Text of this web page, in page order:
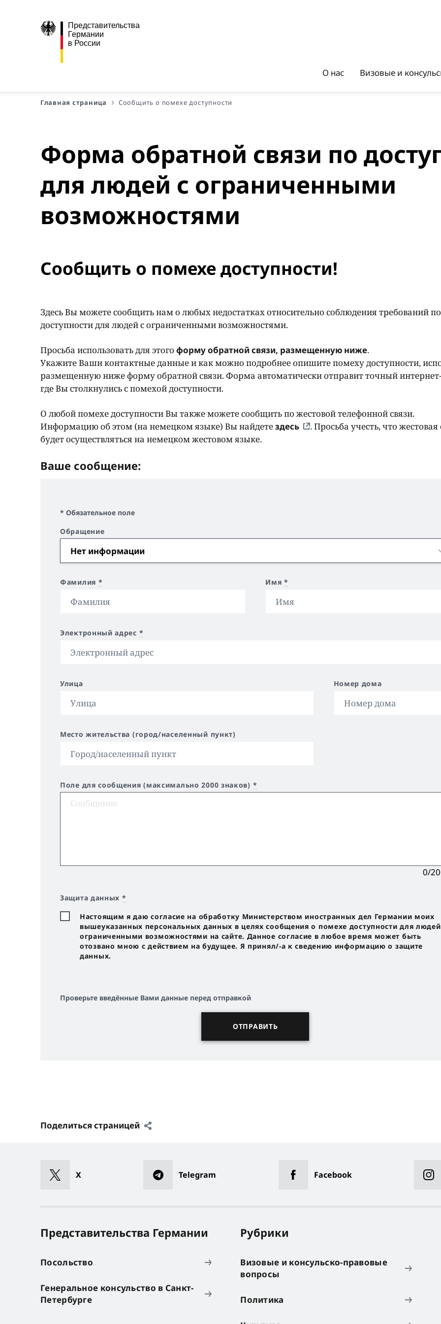
Представительства
Германии
в России
О нас Визовые и
Главная страница Сообщить о помехе доступности
Форма обратной связи по
для людей с ограниченными
возможностями
Сообщить о помехе доступности!
Здесь Вы можете сообщить нам о любых недостатках относительно соблюдения требований по
доступности для людей с ограниченными возможностями.
Просьба использовать для этого форму обратной связи, размещенную ниже.
Укажите Ваши контактные данные и как можно подробнее опишите помеху доступности,
размещенную ниже форму обратной связи. Форма автоматически отправит точный
где Вы столкнулись с помехой доступности.
О любой помехе доступности Вы также можете сообщить по жестовой телефонной связи.
Информацию об этом (на немецком языке) Вы найдетездесь
. Просьба учесть, что жестовая
будет осуществляться на немецком жестовом языке.
Ваше сообщение:
* Обязательное поле
Обращение
Фамилия * Имя*
Электронный адрес *
Улица Номер дома
Место жительства (город/населенный пункт)
Поле для сообщения (максимально 2000 знаков) *
0/
Защита данных *
Настоящим я даю согласие на обработку Министерством иностранных дел Германии моих
вышеуказанных персональных данных в целях сообщения о помехе доступности для
ограниченными возможностями на сайте. Данное согласие в любое время может быть
отозвано мною с действием на будущее. Я принял/-a к сведению информацию о защите
данных.
Проверьте введённые Вами данные перед отправкой
Поделиться страницей
X Telegram Facebook
Представительства Германии
Посольство
Генеральное консульство в Санкт-
Петербурге
Рубрики
Визовые и консульско-правовые
вопросы
Политика